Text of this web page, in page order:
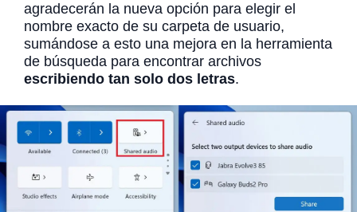
agradecerán la nueva opción para elegir el
nombre exacto de su carpeta de usuario,
sumándose a esto una mejora en la herramienta
de búsqueda para encontrar archivos
escribiendo tan solo dos letras.